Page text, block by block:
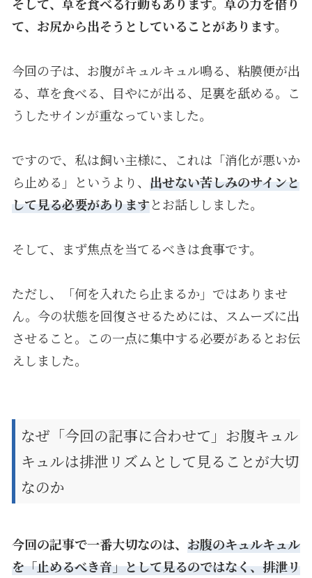
て、お尻から出そうとしていることがあります。
今回の子は、お腹がキュルキュル鳴る、粘膜便が出
る、草を食べる、目やにが出る、足裏を舐める。こ
うしたサインが重なっていました。
ですので、私は飼い主様に、これは「消化が悪いか
ら止める」というより、 出せない苦しみのサインと
して見る必要がありますとお話ししました。
そして、まず焦点を当てるべきは食事です。
ただし、「何を入れたら止まるか」ではありませ
ん。今の状態を回復させるためには、スムーズに出
させること。この一点に集中する必要があるとお伝
えしました。
なぜ「今回の記事に合わせて」お腹キュル
キュルは排泄リズムとして見ることが大切
なのか
今回の記事で一番大切なのは、 お腹のキュルキュル
を「止めるべき音」として見るのではなく、排泄リ